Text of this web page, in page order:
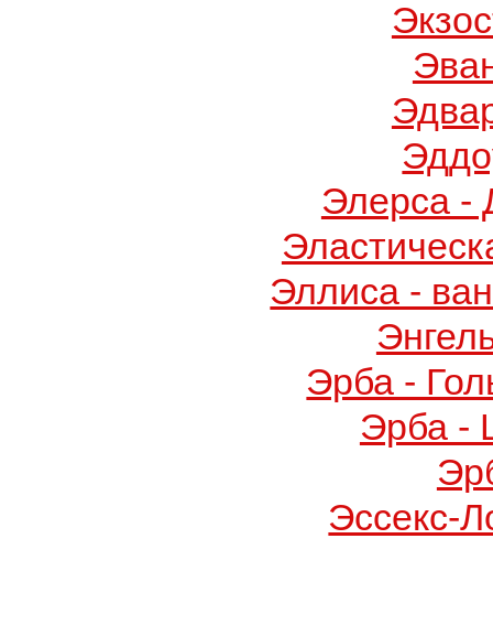
Элерса -
Эллиса -
Эрба -
Эрба -
Эссекс-